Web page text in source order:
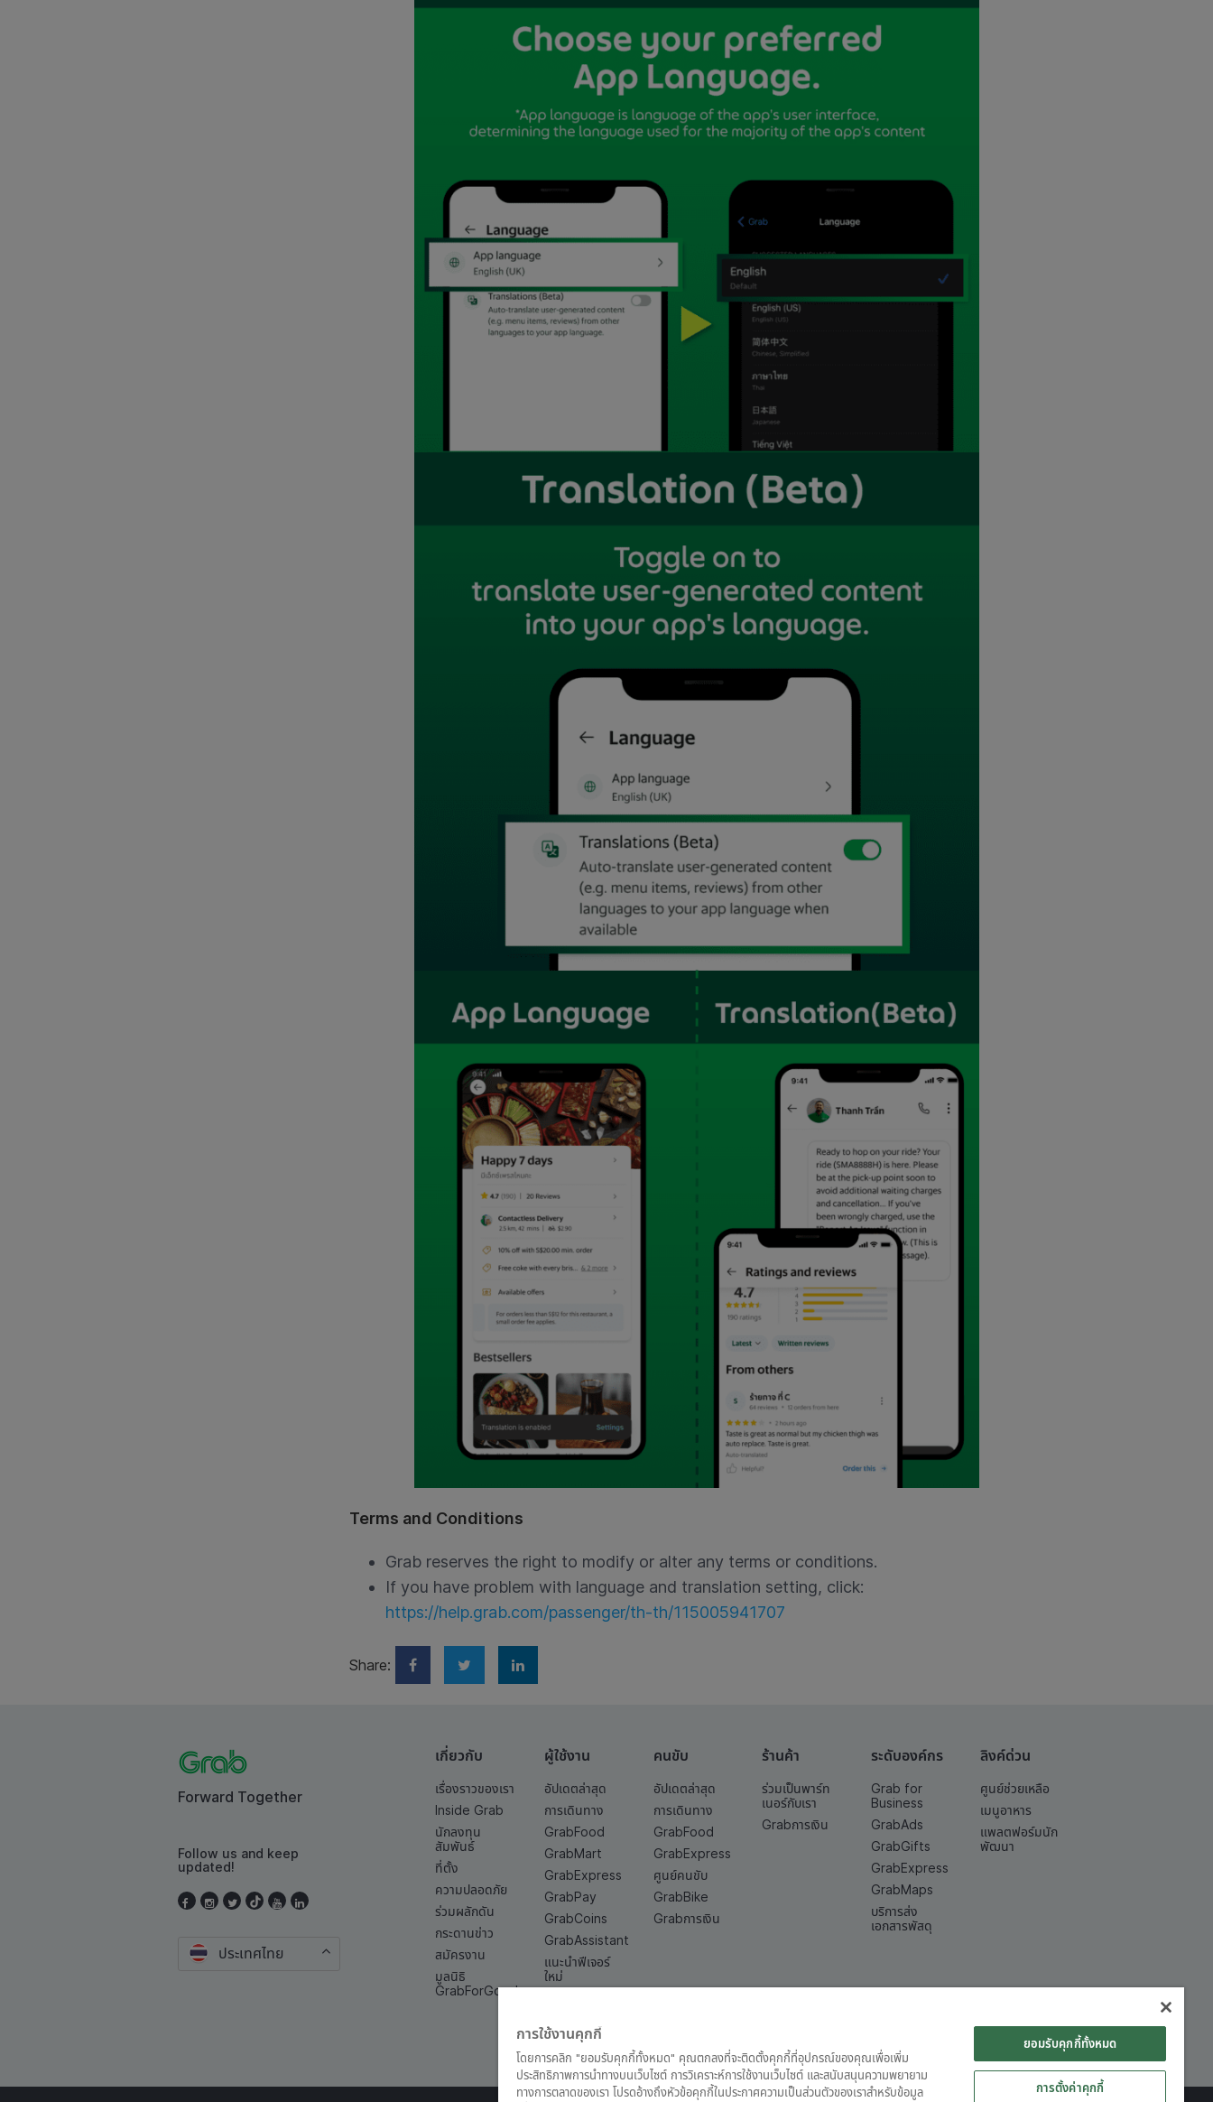
Terms and Conditions
Grab reserves the right to modify or alter any terms or conditions.
If you have problem with language and translation setting, click:
https://help.grab.com/passenger/th-th/115005941707
Share:
Forward Together
Follow us and keep
updated!
ประเทศไทย
เกี่ยวกับ
เรื่องราวของเรา
Inside Grab
นักลงทุน
สัมพันธ์
ที่ตั้ง
ความปลอดภัย
ร่วมผลักดัน
กระดานข่าว
สมัครงาน
มูลนิธิ
GrabForGood
ผู้ใช้งาน
อัปเดตล่าสุด
การเดินทาง
GrabFood
GrabMart
GrabExpress
GrabPay
GrabCoins
GrabAssistant
แนะนำฟีเจอร์
ใหม่
คนขับ
อัปเดตล่าสุด
การเดินทาง
GrabFood
GrabExpress
ศูนย์คนขับ
GrabBike
Grabการเงิน
ร้านค้า
ร่วมเป็นพาร์ท
เนอร์กับเรา
Grabการเงิน
ระดับองค์กร
Grab for
Business
GrabAds
GrabGifts
GrabExpress
GrabMaps
บริการส่ง
เอกสารพัสดุ
ลิงค์ด่วน
ศูนย์ช่วยเหลือ
เมนูอาหาร
แพลตฟอร์มนัก
พัฒนา
การใช้งานคุกกี้
โดยการคลิก "ยอมรับคุกกี้ทั้งหมด" คุณตกลงที่จะติดตั้งคุกกี้ที่อุปกรณ์ของคุณเพื่อเพิ่ม
ประสิทธิภาพการนำทางบนเว็บไซต์ การวิเคราะห์การใช้งานเว็บไซต์ และสนับสนุนความพยายาม
ทางการตลาดของเรา โปรดอ้างถึงหัวข้อคุกกี้ในประกาศความเป็นส่วนตัวของเราสำหรับข้อมูล
ยอมรับคุกกี้ทั้งหมด
การตั้งค่าคุกกี้